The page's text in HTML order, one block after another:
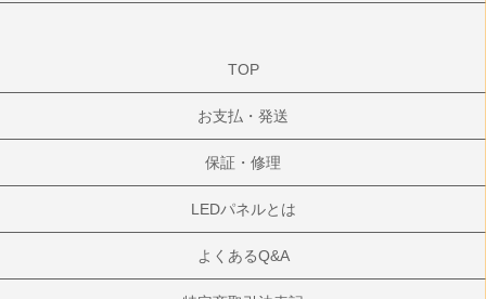
TOP
お支払・発送
保証・修理
LEDパネルとは
よくあるQ&A